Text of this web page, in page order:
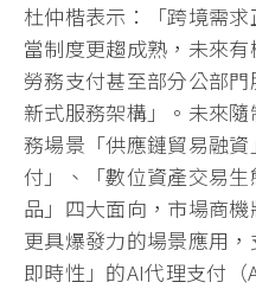
杜仲楷表示：「跨境需
當制度更趨成熟，未來
勞務支付甚至部分公部
新式服務架構」。未來
務場景「供應鏈貿易融
付」、「數位資產交易
品」四大面向，市場商
更具爆發力的場景應用
即時性」的AI代理支付（